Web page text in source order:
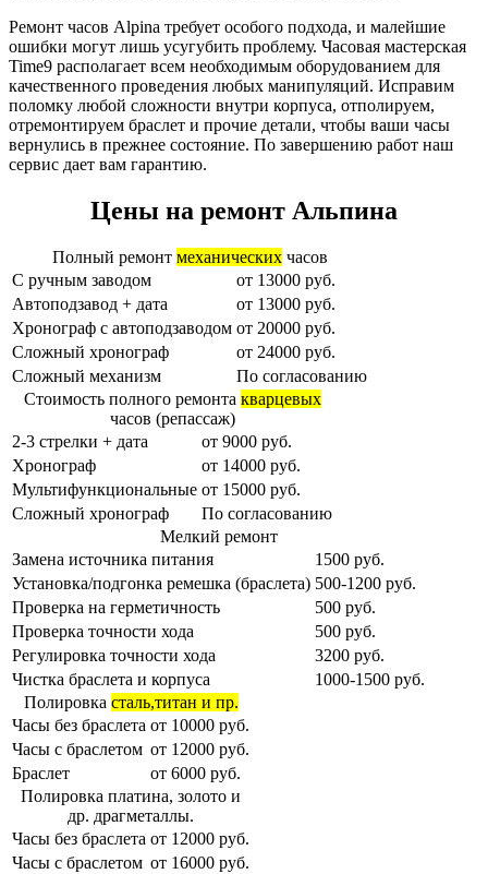
Ремонт часов Alpina требует особого подхода, и малейшие
ошибки могут лишь усугубить проблему. Часовая мастерская
Time9 располагает всем необходимым оборудованием для
качественного проведения любых манипуляций. Исправим
поломку любой сложности внутри корпуса, отполируем,
отремонтируем браслет и прочие детали, чтобы ваши часы
вернулись в прежнее состояние. По завершению работ наш
сервис дает вам гарантию.
Цены на ремонт Альпина
Полный ремонт механическихчасов
С ручным заводом
от 13000 руб.
Автоподзавод + дата
от 13000 руб.
Хронограф с автоподзаводом от 20000 руб.
Сложный хронограф
от 24000 руб.
Сложный механизм
По согласованию
Cтоимость полного ремонта кварцевых
часов (репассаж)
2-3 стрелки + дата
от 9000 руб.
Хронограф
от 14000 руб.
Мультифункциональные от 15000 руб.
Сложный хронограф
По согласованию
Мелкий ремонт
Замена источника питания
1500 руб.
Установка/подгонка ремешка (браслета) 500-1200 руб.
Проверка на герметичность
500 руб.
Проверка точности хода
500 руб.
Регулировка точности хода
3200 руб.
Чистка браслета и корпуса
1000-1500 руб.
Полировка сталь,титан и пр.
Часы без браслета от 10000 руб.
Часы с браслетом от 12000 руб.
Браслет
от 6000 руб.
Полировка платина, золото и
др. драгметаллы.
Часы без браслета от 12000 руб.
Часы с браслетом от 16000 руб.